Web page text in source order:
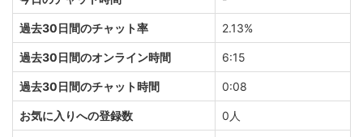
過去30日間のチャット率 2.13%
過去30日間のオンライン時間 6:15
過去30日間のチャット時間 0:08
お気に入りへの登録数 0人